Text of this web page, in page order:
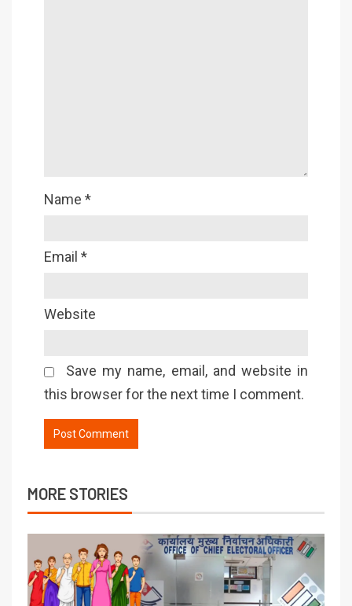
Name *
Email *
Website
Save my name, email, and website in
this browser for the next time I comment.
MORE STORIES